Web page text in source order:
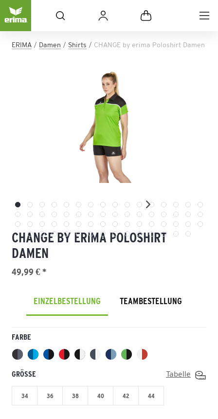
ERIMA Damen Shirts CHANGE by erima Poloshirt Damen
CHANGE BY ERIMA POLOSHIRT
DAMEN
49,99 € *
EINZELBESTELLUNG TEAMBESTELLUNG
FARBE
GRÖSSE Tabelle
34 36 38 40 42 44